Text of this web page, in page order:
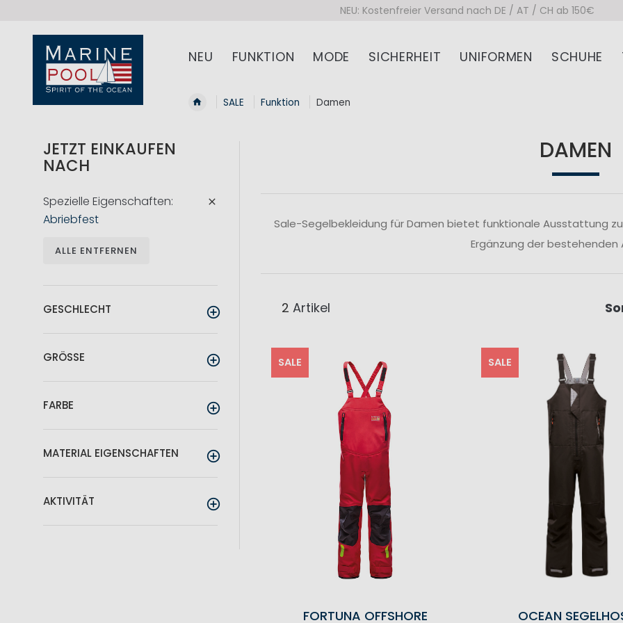
NEU: Kostenfreier Versand nach DE / AT / CH ab 150€
NEU FUNKTION MODE SICHERHEIT UNIFORMEN SCHUHE
SALE Funktion Damen
DAMEN
Sale-Segelbekleidung für Damen bietet funktionale Ausstattung
Ergänzung der bestehenden
2 Artikel
SALE
FORTUNA OFFSHORE
SALE
OCEAN
JETZT EINKAUFEN
NACH
Spezielle Eigenschaften
Abriebfest
ALLE ENTFERNEN
GESCHLECHT
GRÖSSE
FARBE
MATERIAL EIGENSCHAFTEN
AKTIVITÄT